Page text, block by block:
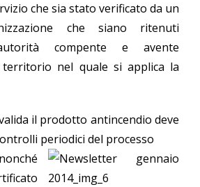
che sia stato verificato da un
che siano ritenuti
compente e avente
nel quale si applica la
il prodotto antincendio deve
periodici del processo